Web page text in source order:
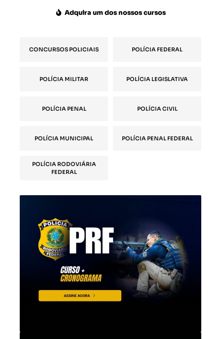
Adquira um dos nossos cursos
CONCURSOS POLICIAIS POLÍCIA FEDERAL
POLÍCIA MILITAR POLÍCIA LEGISLATIVA
POLÍCIA PENAL POLÍCIA CIVIL
POLÍCIA MUNICIPAL POLÍCIA PENAL FEDERAL
POLÍCIA RODOVIÁRIA
FEDERAL